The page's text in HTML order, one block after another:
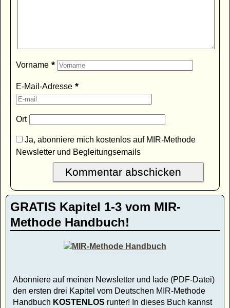
Vorname *
E-Mail-Adresse *
Ort
Ja, abonniere mich kostenlos auf MIR-Methode
Newsletter und Begleitungsemails
GRATIS Kapitel 1-3 vom MIR-
Methode Handbuch!
Abonniere auf meinen Newsletter und lade (PDF-Datei)
den ersten drei Kapitel vom Deutschen MIR-Methode
Handbuch KOSTENLOS runter! In dieses Buch kannst